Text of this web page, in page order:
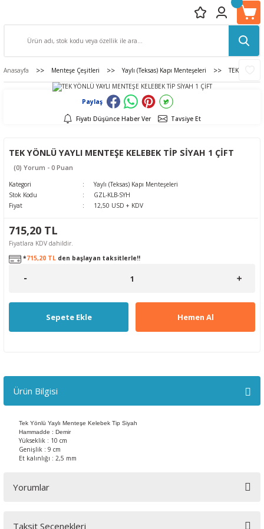
Anasayfa Menteşe Çeşitleri Yaylı (Teksas) Kapı Menteşeleri TEK YÖNLÜ
Paylaş
Fiyatı Düşünce Haber Ver Tavsiye Et
TEK YÖNLÜ YAYLI MENTEŞE KELEBEK TİP SİYAH 1 ÇİFT
(0) Yorum - 0 Puan
Kategori
Yaylı (Teksas) Kapı Menteşeleri
Stok Kodu
GZL-KLB-SYH
Fiyat
12,50 USD + KDV
715,20 TL
Fiyatlara KDV dahildir.
*715,20 TL den başlayan taksitlerle!!
Sepete Ekle Hemen Al
Ürün Bilgisi
Tek Yönlü Yaylı Menteşe Kelebek Tip Siyah
Hammadde : Demir
Yükseklik : 10 cm
Genişlik : 9 cm
Et kalınlığı : 2,5 mm
Yorumlar
Taksit Seçenekleri